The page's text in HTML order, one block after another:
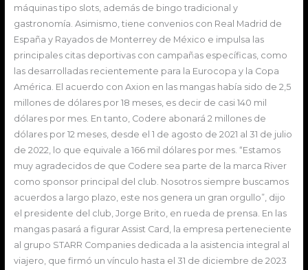
máquinas tipo slots, además de bingo tradicional y
gastronomía. Asimismo, tiene convenios con Real Madrid de
España y Rayados de Monterrey de México e impulsa las
principales citas deportivas con campañas específicas, como
las desarrolladas recientemente para la Eurocopa y la Copa
América. El acuerdo con Axion en las mangas había sido de 2,5
millones de dólares por 18 meses, es decir de casi 140 mil
dólares por mes. En tanto, Codere abonará 2 millones de
dólares por 12 meses, desde el 1 de agosto de 2021 al 31 de julio
de 2022, lo que equivale a 166 mil dólares por mes. “Estamos
muy agradecidos de que Codere sea parte de la marca River
como sponsor principal del club. Nosotros siempre buscamos
acuerdos a largo plazo, este nos genera un gran orgullo”, dijo
el presidente del club, Jorge Brito, en rueda de prensa. En las
mangas pasará a figurar Assist Card, la empresa perteneciente
al grupo STARR Companies dedicada a la asistencia integral al
viajero, que firmó un vínculo hasta el 31 de diciembre de 2023